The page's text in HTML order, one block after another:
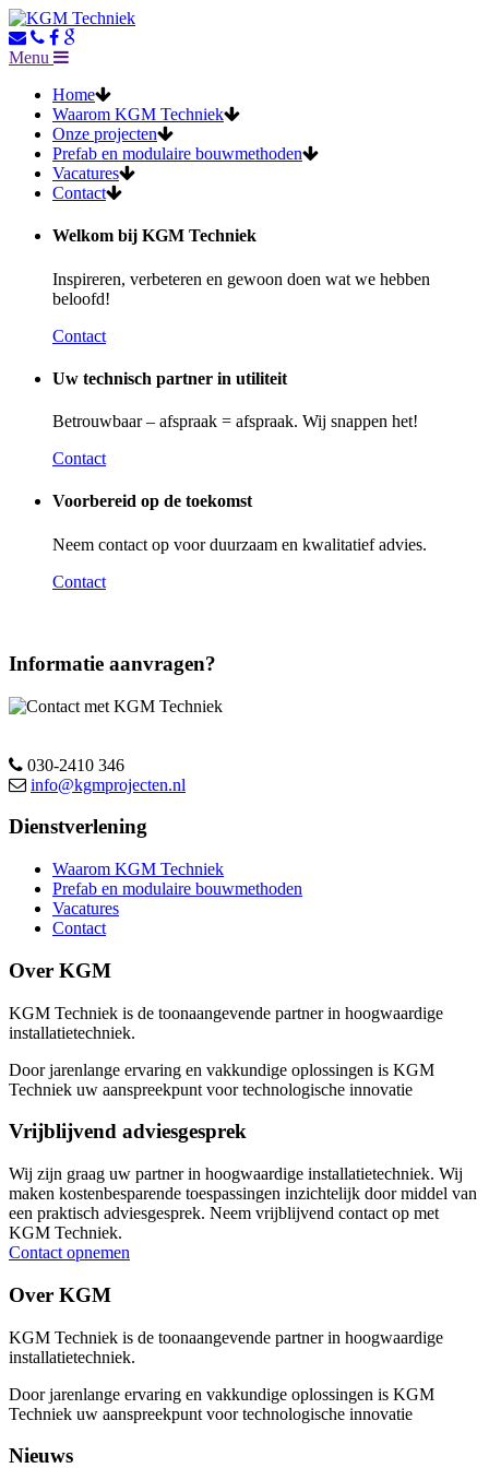
Menu
Home
Waarom KGM Techniek
Onze projecten
Prefab en modulaire bouwmethoden
Vacatures
Contact
Welkom bij KGM Techniek
Inspireren, verbeteren en gewoon doen wat we hebben
beloofd!
Contact
Uw technisch partner in utiliteit
Betrouwbaar – afspraak = afspraak. Wij snappen het!
Contact
Voorbereid op de toekomst
Neem contact op voor duurzaam en kwalitatief advies.
Contact
Informatie aanvragen?
030-2410 346
info@kgmprojecten.nl
Dienstverlening
Waarom KGM Techniek
Prefab en modulaire bouwmethoden
Vacatures
Contact
Over KGM
KGM Techniek is de toonaangevende partner in hoogwaardige
installatietechniek.
Door jarenlange ervaring en vakkundige oplossingen is KGM
Techniek uw aanspreekpunt voor technologische innovatie
Vrijblijvend adviesgesprek
Wij zijn graag uw partner in hoogwaardige installatietechniek. Wij
maken kostenbesparende toespassingen inzichtelijk door middel van
een praktisch adviesgesprek. Neem vrijblijvend contact op met
KGM Techniek.
Contact opnemen
Over KGM
KGM Techniek is de toonaangevende partner in hoogwaardige
installatietechniek.
Door jarenlange ervaring en vakkundige oplossingen is KGM
Techniek uw aanspreekpunt voor technologische innovatie
Nieuws